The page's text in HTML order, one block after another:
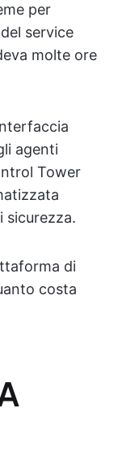
per
service
molte ore
agenti
Tower
sicurezza.
di
costa